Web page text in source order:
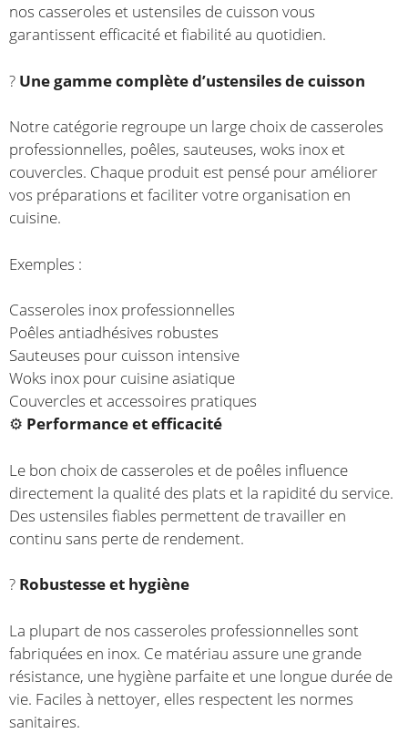
nos casseroles et ustensiles de cuisson vous
garantissent efficacité et fiabilité au quotidien.
? Une gamme complète d’ustensiles de cuisson
Notre catégorie regroupe un large choix de casseroles
professionnelles, poêles, sauteuses, woks inox et
couvercles. Chaque produit est pensé pour améliorer
vos préparations et faciliter votre organisation en
cuisine.
Exemples :
Casseroles inox professionnelles
Poêles antiadhésives robustes
Sauteuses pour cuisson intensive
Woks inox pour cuisine asiatique
Couvercles et accessoires pratiques
⚙️ Performance et efficacité
Le bon choix de casseroles et de poêles influence
directement la qualité des plats et la rapidité du service.
Des ustensiles fiables permettent de travailler en
continu sans perte de rendement.
? Robustesse et hygiène
La plupart de nos casseroles professionnelles sont
fabriquées en inox. Ce matériau assure une grande
résistance, une hygiène parfaite et une longue durée de
vie. Faciles à nettoyer, elles respectent les normes
sanitaires.